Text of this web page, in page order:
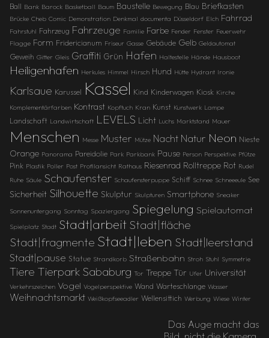
Ball Bank Barock Basketball Baum Baustelle Bewegung Blau Briefkasten
Brücke Cheb Comic Demonstration Denkmal documenta Düsseldorf Elch Fahrrad
Fahrstuhl Fahrzeug Fahrzeuge Familie Farbe Fender Fenster Feuerwehr
Flagge Form Fridericianum Friseur Gasse Gebäude Gelb Geldautomat
Geweih Gitter Gleis Graffiti Grün Hafen Haltestelle Hände Hausboot
Heiligenhafen Herkules Himmel Hirsch Hund Hütte Hydrant Ironie
Karlsaue Karussel Kassel Kind Kinderwagen Kiosk Kirche
Komplementärfarben Kontrast Kopftuch Kran Kunst Kunstwerk Lampe
Landschaft Landwirtschaft LEVELS Licht Luchs Marktstand Mauer
Menschen Messe Muster Mütze Nacht Natur Neon Nieste
Orange Panorama Pareidolie Park Parkbank Pause Person Perspektive Pfütze
Pink Plastik Poller Post Profilansicht Rathaus Riesenrad Rolltreppe Rot Rudel
Ruhe Säule Schaufenster Schaufensterpuppe Schiff Schnee Schneeeule See
Sicherheit Silhouette Skulptur Skulpturen Smartphone Sneaker
Sonnenuntergang Sonntag Spaziergang Spiegelung Spielautomat
Spielplatz Stadt Stadt|arbeit Stadt|fläche
Stadt|fragmente Stadt|leben Stadt|leerstand
Stadt|pause Statue Strandkorb Straßenbahn Stroh Stuhl Symmetrie
Tiere Tierpark Sababurg Tor Treppe Tür Ufer Universität
Verkehrszeichen Vogel Vogelperspektive Wand Warteschlange Wasser
Weihnachtsmarkt Weißkopfseeadler Wellensittich Werbung Wiese Winter
Das Auge macht das